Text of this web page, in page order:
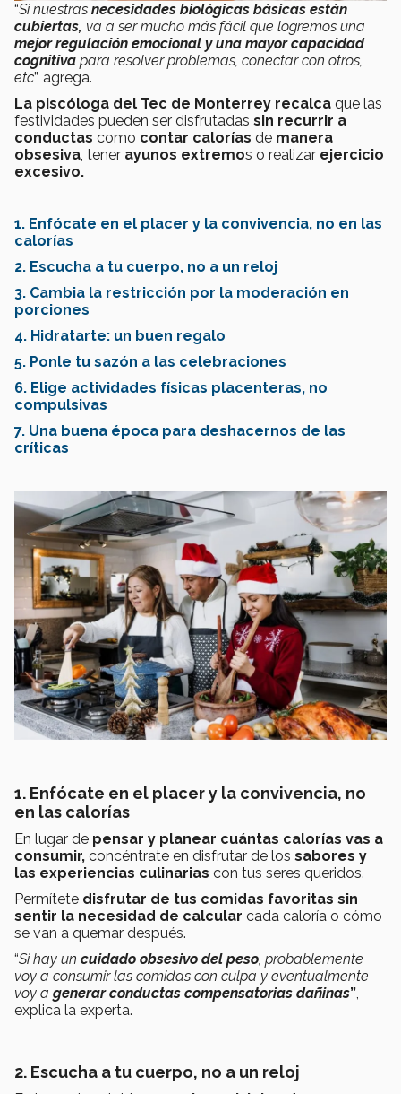
“Si nuestras necesidades biológicas básicas están
cubiertas, va a ser mucho más fácil que logremos una
mejor regulación emocional y una mayor capacidad
cognitiva para resolver problemas, conectar con otros,
etc”, agrega.
La piscóloga del Tec de Monterrey recalca que las
festividades pueden ser disfrutadas sin recurrir a
conductas como contar calorías de manera
obsesiva, tener ayunos extremos o realizar ejercicio
excesivo.
1. Enfócate en el placer y la convivencia, no en las
calorías
2. Escucha a tu cuerpo, no a un reloj
3. Cambia la restricción por la moderación en
porciones
4. Hidratarte: un buen regalo
5. Ponle tu sazón a las celebraciones
6. Elige actividades físicas placenteras, no
compulsivas
7. Una buena época para deshacernos de las
críticas
1. Enfócate en el placer y la convivencia, no
en las calorías
En lugar de pensar y planear cuántas calorías vas a
consumir, concéntrate en disfrutar de los sabores y
las experiencias culinarias con tus seres queridos.
Permítete disfrutar de tus comidas favoritas sin
sentir la necesidad de calcular cada caloría o cómo
se van a quemar después.
“Si hay un cuidado obsesivo del peso, probablemente
voy a consumir las comidas con culpa y eventualmente
voy a generar conductas compensatorias dañinas”,
explica la experta.
2. Escucha a tu cuerpo, no a un reloj